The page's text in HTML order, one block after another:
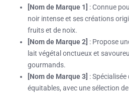
[Nom de Marque 1] : Connue
noir intense et ses créations
fruits et de noix.
[Nom de Marque 2] : Propose
lait végétal onctueux et
gourmands.
[Nom de Marque 3] :
équitables, avec une sélection